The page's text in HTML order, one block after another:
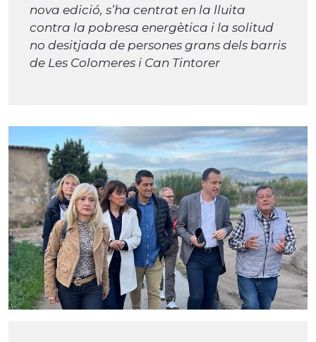
nova edició, s’ha centrat en la lluita
contra la pobresa energètica i la solitud
no desitjada de persones grans dels barris
de Les Colomeres i Can Tintorer